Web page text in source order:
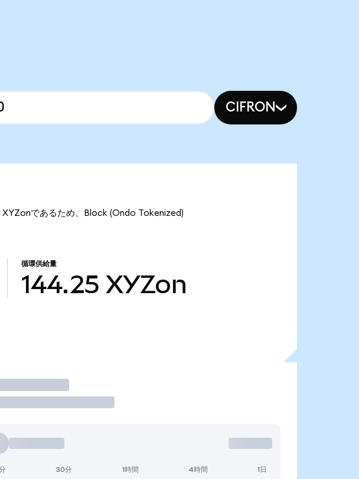
CIFRON
であるため、Block (Ondo Tokenized)
循環供給量
144.25 XYZon
30分 1時間 4時間 1日